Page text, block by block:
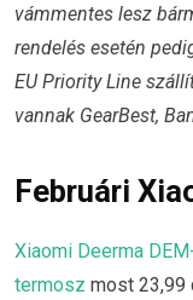
vámmentes lesz
rendelés esetén
EU Priority Line
vannak GearBest,
Februári
Xiaomi Deerma
termosz most 23,99